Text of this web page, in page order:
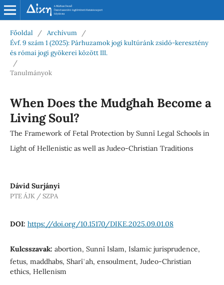
Főoldal / Archívum
/
Évf. 9 szám 1 (2025): Párhuzamok jogi kultúránk zsidó-keresztény
és római jogi gyökerei között III.
/
Tanulmányok
When Does the Muḍghah Become a
Living Soul?
The Framework of Fetal Protection by Sunnī Legal Schools in
Light of Hellenistic as well as Judeo-Christian Traditions
Dávid Surjányi
PTE ÁJK / SZPA
DOI: https://doi.org/10.15170/DIKE.2025.09.01.08
Kulcsszavak: abortion, Sunnī Islam, Islamic jurisprudence,
fetus, maddhabs, Sharīʿah, ensoulment, Judeo-Christian
ethics, Hellenism